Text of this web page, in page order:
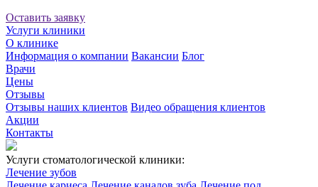
Оставить заявку
Услуги клиники
О клинике
Информация о компании Вакансии Блог
Врачи
Цены
Отзывы
Отзывы наших клиентов Видео обращения клиентов
Акции
Контакты
Услуги стоматологической клиники:
Лечение зубов